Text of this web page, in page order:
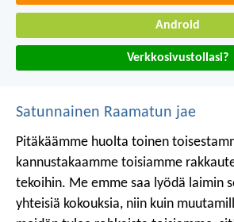
Android
Verkkosivustollasi?
Satunnainen Raamatun jae
Pitäkäämme huolta toinen
kannustakaamme toisiamme
tekoihin. Me emme saa lyödä laimin
yhteisiä kokouksia, niin kuin